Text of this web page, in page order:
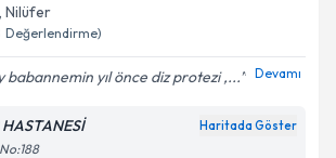
, Nilüfer
Değerlendirme)
babannemin yıl önce diz protezi ,... Devamı
Haritada Göster